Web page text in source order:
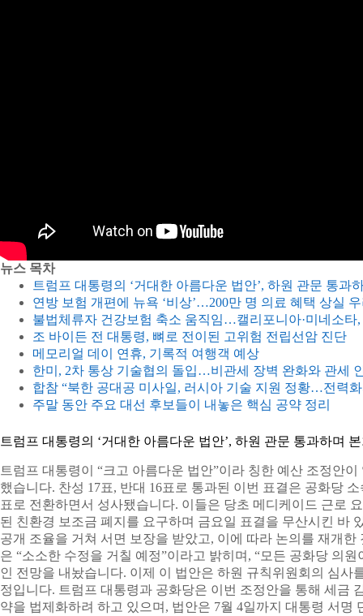
뉴스 목차
트럼프 대통령의 ‘거대한 아름다운 법안’, 하원 관문 통과
연방 보험 개편에 뉴욕 ‘비상’…200만 명 의료 혜택 상실 우
불법체류자 건강보험 축소 움직임…캘리포니아·미네소타,
조 바이든 전 대통령, 뼈로 전이된 고위험 전립선암 진단
메모리얼 데이 연휴, 기록적 여행객 예상
한미, 2차 통상 기술협의 돌입…비관세 장벽 완화와 관세
합참 “북한 공대공 미사일, 러시아 기술 지원 정황…전력
주말 동안 주요 대선 후보들이 내놓은 핵심 공약 정리
트럼프 대통령의 ‘거대한 아름다운 법안’, 하원 관문 통과하며
트럼프 대통령이 “크고 아름다운 법안”이라 칭한 예산 조정안
했습니다. 찬성 17표, 반대 16표로 통과된 이번 표결은 공화당
표로 전환하면서 성사됐습니다. 이들은 당초 메디케이드 근로
된 친환경 보조금 폐지를 요구하며 금요일 표결을 무산시킨 바
공개 조율을 거쳐 서면 보장을 받았고, 이에 따라 논의를 재개
은 “소소한 수정을 거칠 예정”이라고 밝히며, “모든 공화당 의
인 전망을 내놨습니다. 이제 이 법안은 하원 규칙위원회의 심사
정입니다. 트럼프 대통령과 공화당은 이번 조정안을 통해 세금
약을 법제화하려 하고 있으며, 법안은 7월 4일까지 대통령 서명